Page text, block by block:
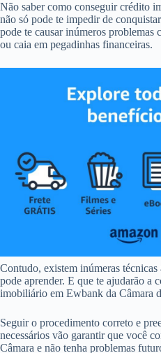
Não saber como conseguir crédito
não só pode te impedir de
pode te causar inúmeros problemas
ou caia em pegadinhas financeiras.
Contudo, existem inúmeras
pode aprender. E que te ajudarão a
imobiliário em Ewbank da Câmara
Seguir o procedimento correto e
necessários vão garantir que você
Câmara e não tenha problemas